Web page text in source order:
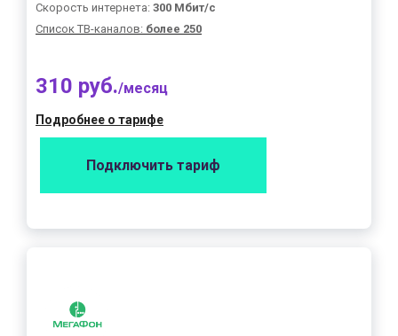
Скорость интернета: 300 Мбит/с
Список ТВ-каналов: более 250
310 руб./месяц
Подробнее о тарифе
Подключить тариф